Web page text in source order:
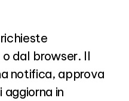
dal browser. Il
notifica, approva
aggiorna in